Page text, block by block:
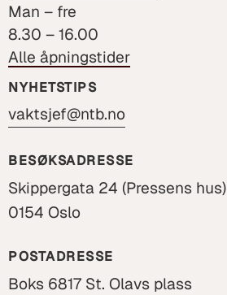
Man – fre
8.30 – 16.00
Alle åpningstider
NYHETSTIPS
vaktsjef@ntb.no
BESØKSADRESSE
Skippergata 24 (Pressens hus)
0154 Oslo
POSTADRESSE
Boks 6817 St. Olavs plass